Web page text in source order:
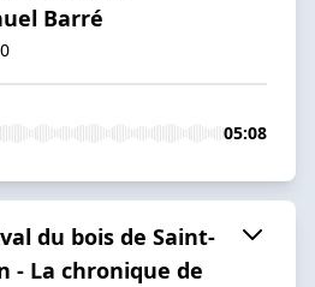
Barré
05:08
du bois de Saint-
- La chronique de